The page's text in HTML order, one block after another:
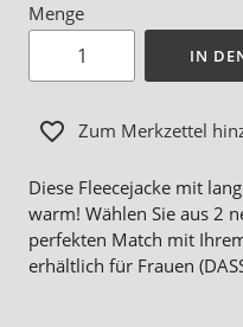
Menge
IN
Zum Merkzettel
Diese Fleecejacke mit
warm! Wählen Sie aus 2
perfekten Match mit
erhältlich für Frauen